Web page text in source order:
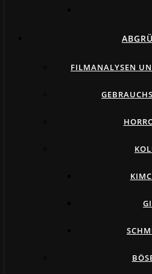
FILMANALYSEN